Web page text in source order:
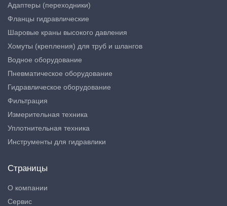
Адаптеры (переходники)
Фланцы гидравлические
Шаровые краны высокого давления
Хомуты (крепления) для труб и шлангов
Водное оборудование
Пневматическое оборудование
Гидравлическое оборудование
Фильтрация
Измерительная техника
Уплотнительная техника
Инструменты для гидравлики
Страницы
О компании
Сервис